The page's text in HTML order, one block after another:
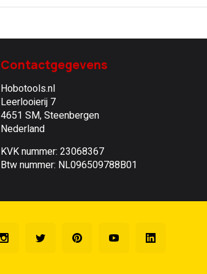
Contactgegevens
Hobotools.nl
Leerlooierij 7
4651 SM, Steenbergen
Nederland
KVK nummer: 23068367
Btw nummer: NL096509788B01